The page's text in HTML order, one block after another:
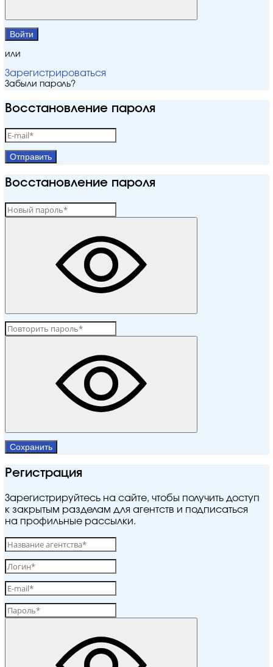
Войти
или
Зарегистрироваться
Забыли пароль?
Восстановление пароля
Отправить
Восстановление пароля
Сохранить
Регистрация
Зарегистрируйтесь на сайте, чтобы получить доступ
к закрытым разделам для агентств и подписаться
на профильные рассылки.